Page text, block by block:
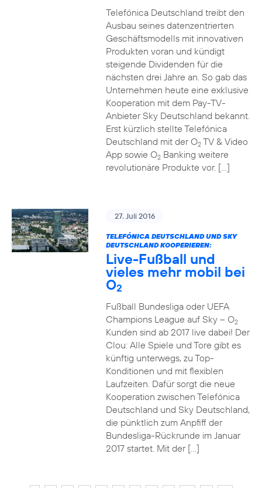
Telefónica Deutschland treibt den
Ausbau seines datenzentrierten
Geschäftsmodells mit innovativen
Produkten voran und kündigt
steigende Dividenden für die
nächsten drei Jahre an. So gab das
Unternehmen heute eine exklusive
Kooperation mit dem Pay-TV-
Anbieter Sky Deutschland bekannt.
Erst kürzlich stellte Telefónica
Deutschland mit der O2TV & Video
App sowie O2Banking weitere
revolutionäre Produkte vor. […]
27. Juli 2016
TELEFÓNICA DEUTSCHLAND UND SKY
DEUTSCHLAND KOOPERIEREN:
Live-Fußball und
vieles mehr mobil bei
O2
Fußball Bundesliga oder UEFA
Champions League auf Sky – O2
Kunden sind ab 2017 live dabei! Der
Clou: Alle Spiele und Tore gibt es
künftig unterwegs, zu Top-
Konditionen und mit flexiblen
Laufzeiten. Dafür sorgt die neue
Kooperation zwischen Telefónica
Deutschland und Sky Deutschland,
die pünktlich zum Anpfiff der
Bundesliga-Rückrunde im Januar
2017 startet. Mit der […]